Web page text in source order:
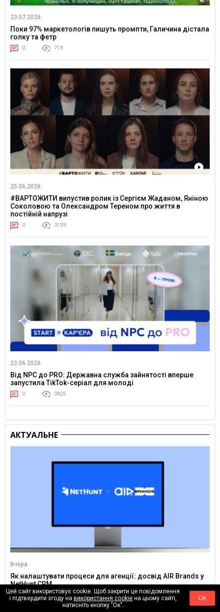
23.07.2026
Поки 97% маркетологів пишуть промпти, Галичина дістала
голку та фетр
0 718
25.06.2026
#ВАРТОЖИТИ випустив ролик із Сергієм Жаданом, Яніною
Соколовою та Олександром Тереном про життя в
постійній напрузі
0 3133
23.06.2026
Від NPC до PRO: Державна служба зайнятості вперше
запустила TikTok-серіал для молоді
0 3825
АКТУАЛЬНЕ
Вчора
Як налаштувати процеси для агенції: досвід AIR Brands у
NetHunt CRM
0 162
Цей сайт використовує cookie. Щоб закрити це повідомлення
і підтвердити згоду на використання cookieна цьому сайті,
натисніть кнопку "Ок".
ОК